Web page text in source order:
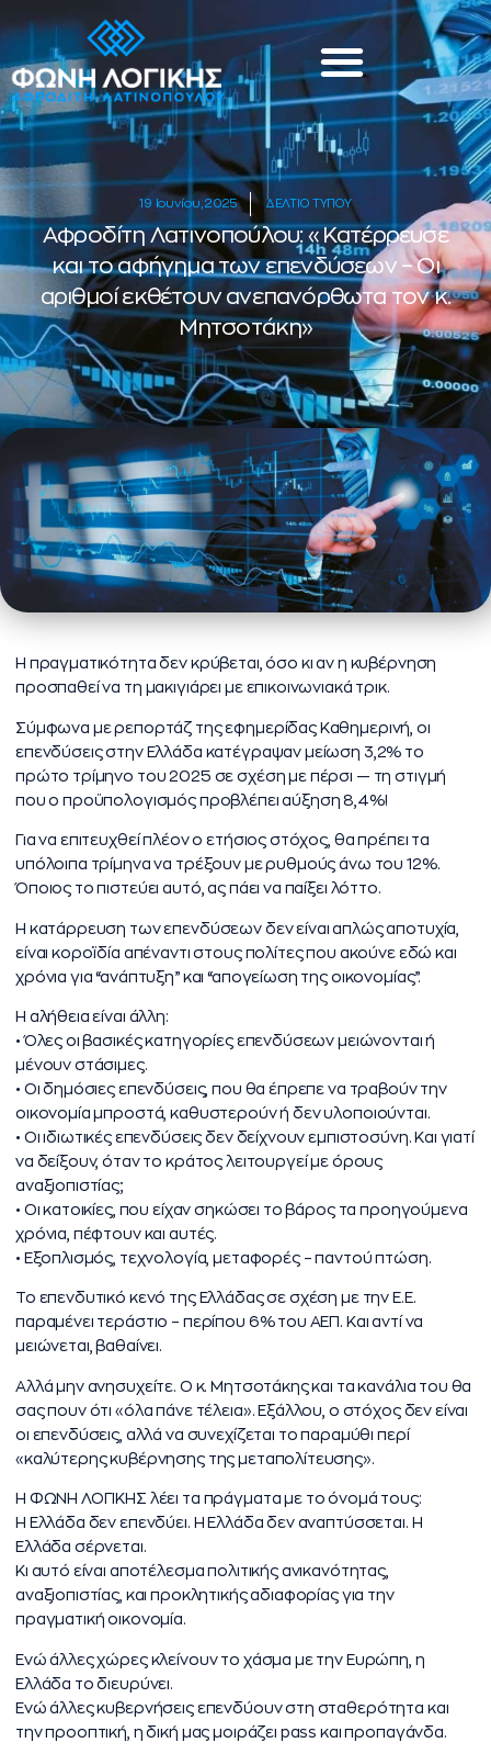
19 Ιουνίου, 2025 ΔΕΛΤΙΟ ΤΥΠΟΥ
Αφροδίτη Λατινοπούλου: «Κατέρρευσε
και το αφήγημα των επενδύσεων – Οι
αριθμοί εκθέτουν ανεπανόρθωτα τον κ.
Μητσοτάκη»
Η πραγματικότητα δεν κρύβεται, όσο κι αν η κυβέρνηση
προσπαθεί να τη μακιγιάρει με επικοινωνιακά τρικ.
Σύμφωνα με ρεπορτάζ της εφημερίδας Καθημερινή, οι
επενδύσεις στην Ελλάδα κατέγραψαν μείωση 3,2% το
πρώτο τρίμηνο του 2025 σε σχέση με πέρσι — τη στιγμή
που ο προϋπολογισμός προβλέπει αύξηση 8,4%!
Για να επιτευχθεί πλέον ο ετήσιος στόχος, θα πρέπει τα
υπόλοιπα τρίμηνα να τρέξουν με ρυθμούς άνω του 12%.
Όποιος το πιστεύει αυτό, ας πάει να παίξει λόττο.
Η κατάρρευση των επενδύσεων δεν είναι απλώς αποτυχία,
είναι κοροϊδία απέναντι στους πολίτες που ακούνε εδώ και
χρόνια για “ανάπτυξη” και “απογείωση της οικονομίας”.
Η αλήθεια είναι άλλη:
• Όλες οι βασικές κατηγορίες επενδύσεων μειώνονται ή
μένουν στάσιμες.
• Οι δημόσιες επενδύσεις, που θα έπρεπε να τραβούν την
οικονομία μπροστά, καθυστερούν ή δεν υλοποιούνται.
• Οι ιδιωτικές επενδύσεις δεν δείχνουν εμπιστοσύνη. Και γιατί
να δείξουν, όταν το κράτος λειτουργεί με όρους
αναξιοπιστίας;
• Οι κατοικίες, που είχαν σηκώσει το βάρος τα προηγούμενα
χρόνια, πέφτουν και αυτές.
• Εξοπλισμός, τεχνολογία, μεταφορές – παντού πτώση.
Το επενδυτικό κενό της Ελλάδας σε σχέση με την Ε.Ε.
παραμένει τεράστιο – περίπου 6% του ΑΕΠ. Και αντί να
μειώνεται, βαθαίνει.
Αλλά μην ανησυχείτε. Ο κ. Μητσοτάκης και τα κανάλια του θα
σας πουν ότι «όλα πάνε τέλεια». Εξάλλου, ο στόχος δεν είναι
οι επενδύσεις, αλλά να συνεχίζεται το παραμύθι περί
«καλύτερης κυβέρνησης της μεταπολίτευσης».
Η ΦΩΝΗ ΛΟΓΙΚΗΣ λέει τα πράγματα με το όνομά τους:
Η Ελλάδα δεν επενδύει. Η Ελλάδα δεν αναπτύσσεται. Η
Ελλάδα σέρνεται.
Κι αυτό είναι αποτέλεσμα πολιτικής ανικανότητας,
αναξιοπιστίας, και προκλητικής αδιαφορίας για την
πραγματική οικονομία.
Ενώ άλλες χώρες κλείνουν το χάσμα με την Ευρώπη, η
Ελλάδα το διευρύνει.
Ενώ άλλες κυβερνήσεις επενδύουν στη σταθερότητα και
την προοπτική, η δική μας μοιράζει pass και προπαγάνδα.